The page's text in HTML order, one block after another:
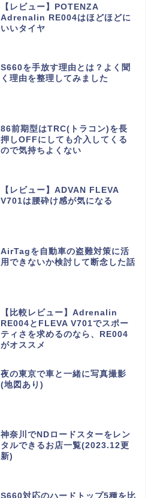
【レビュー】POTENZA
Adrenalin RE004はほどほどに
いいタイヤ
S660を手放す理由とは？よく聞
く理由を整理してみました
86前期型はTRC(トラコン)を長
押しOFFにしても介入してくる
ので気持ちよくない
【レビュー】ADVAN FLEVA
V701は腰砕け感が気になる
AirTagを自動車の盗難対策に活
用できないか検討して断念した話
【比較レビュー】Adrenalin
RE004とFLEVA V701でスポー
ティさを求めるのなら、RE004
がオススメ
夜の東京で車と一緒に写真撮影
(地図あり)
神奈川でNDロードスターをレン
タルできるお店一覧(2023.12更
新)
S660対応のハードトップ5種を比
S660について